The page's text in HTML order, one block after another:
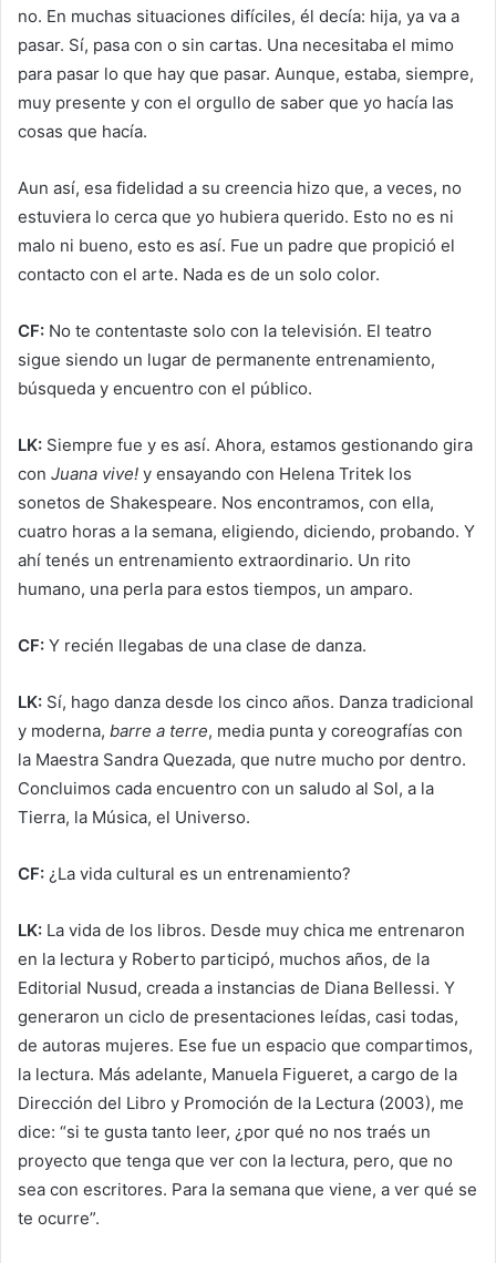
no. En muchas situaciones difíciles, él decía: hija, ya va a
pasar. Sí, pasa con o sin cartas. Una necesitaba el mimo
para pasar lo que hay que pasar. Aunque, estaba, siempre,
muy presente y con el orgullo de saber que yo hacía las
cosas que hacía.
Aun así, esa fidelidad a su creencia hizo que, a veces, no
estuviera lo cerca que yo hubiera querido. Esto no es ni
malo ni bueno, esto es así. Fue un padre que propició el
contacto con el arte. Nada es de un solo color.
CF: No te contentaste solo con la televisión. El teatro
sigue siendo un lugar de permanente entrenamiento,
búsqueda y encuentro con el público.
LK: Siempre fue y es así. Ahora, estamos gestionando gira
con Juana vive! y ensayando con Helena Tritek los
sonetos de Shakespeare. Nos encontramos, con ella,
cuatro horas a la semana, eligiendo, diciendo, probando. Y
ahí tenés un entrenamiento extraordinario. Un rito
humano, una perla para estos tiempos, un amparo.
CF: Y recién llegabas de una clase de danza.
LK: Sí, hago danza desde los cinco años. Danza tradicional
y moderna, barre a terre, media punta y coreografías con
la Maestra Sandra Quezada, que nutre mucho por dentro.
Concluimos cada encuentro con un saludo al Sol, a la
Tierra, la Música, el Universo.
CF: ¿La vida cultural es un entrenamiento?
LK: La vida de los libros. Desde muy chica me entrenaron
en la lectura y Roberto participó, muchos años, de la
Editorial Nusud, creada a instancias de Diana Bellessi. Y
generaron un ciclo de presentaciones leídas, casi todas,
de autoras mujeres. Ese fue un espacio que compartimos,
la lectura. Más adelante, Manuela Figueret, a cargo de la
Dirección del Libro y Promoción de la Lectura (2003), me
dice: “si te gusta tanto leer, ¿por qué no nos traés un
proyecto que tenga que ver con la lectura, pero, que no
sea con escritores. Para la semana que viene, a ver qué se
te ocurre”.